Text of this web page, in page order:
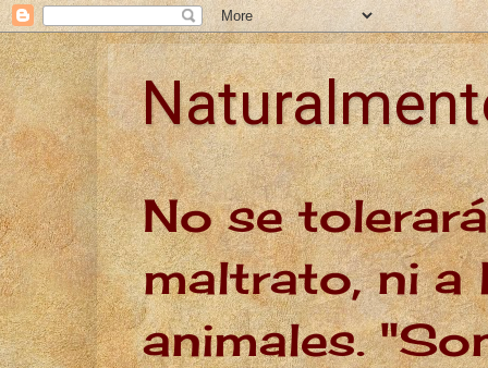
No se
maltrato, ni a
animales.